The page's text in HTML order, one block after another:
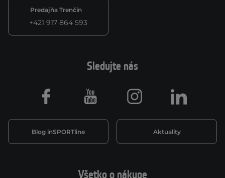
Predajňa Trenčín
+421 917 864 593
Sledujte nás
Blog inSPORTline Aktuality
Facebook Youtube Instagram LinkedIn